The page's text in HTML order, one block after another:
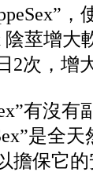
，
陰莖增
2次，增
有沒有
是全
擔保它的